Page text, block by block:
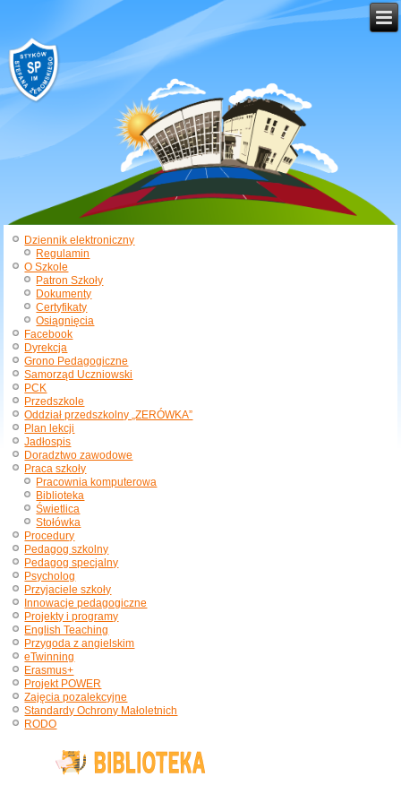
Dziennik elektroniczny
Regulamin
O Szkole
Patron Szkoły
Dokumenty
Certyfikaty
Osiągnięcia
Facebook
Dyrekcja
Grono Pedagogiczne
Samorząd Uczniowski
PCK
Przedszkole
Oddział przedszkolny „ZERÓWKA”
Plan lekcji
Jadłospis
Doradztwo zawodowe
Praca szkoły
Pracownia komputerowa
Biblioteka
Świetlica
Stołówka
Procedury
Pedagog szkolny
Pedagog specjalny
Psycholog
Przyjaciele szkoły
Innowacje pedagogiczne
Projekty i programy
English Teaching
Przygoda z angielskim
eTwinning
Erasmus+
Projekt POWER
Zajęcia pozalekcyjne
Standardy Ochrony Małoletnich
RODO